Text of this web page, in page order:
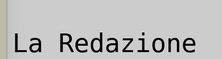
La Redazione